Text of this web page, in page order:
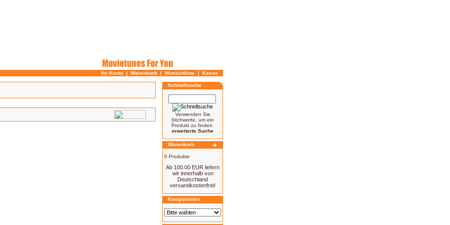
Ihr Konto | Warenkorb | Wunschliste | Kasse
Schnellsuche
Verwenden Sie
Stichworte, um ein
Produkt zu finden.
erweiterte Suche
Warenkorb
0 Produkte
Ab 100.00 EUR liefern
wir innerhalb von
Deutschland
versandkostenfrei!
Komponisten